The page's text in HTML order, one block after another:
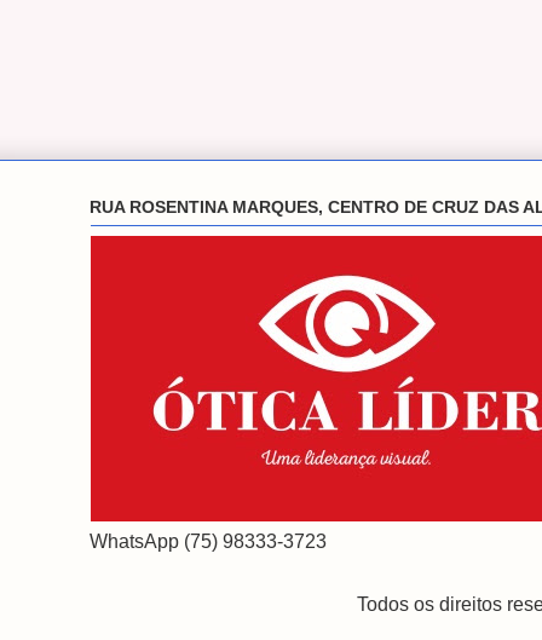
RUA ROSENTINA MARQUES, CENTRO DE CRUZ DAS
WhatsApp (75) 98333-3723
Todos os direitos